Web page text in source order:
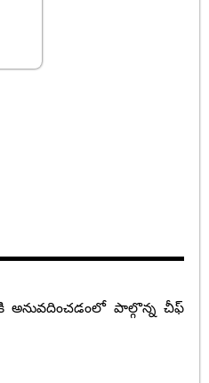
అనువదించడంలో పాల్గొన్న చీఫ్